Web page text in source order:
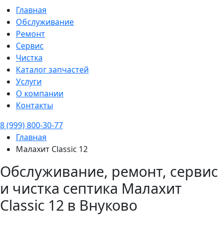
Главная
Обслуживание
Ремонт
Сервис
Чистка
Каталог запчастей
Услуги
О компании
Контакты
8 (999) 800-30-77
Главная
Малахит Classic 12
Обслуживание, ремонт, сервис
и чистка септика Малахит
Classic 12 в Внуково